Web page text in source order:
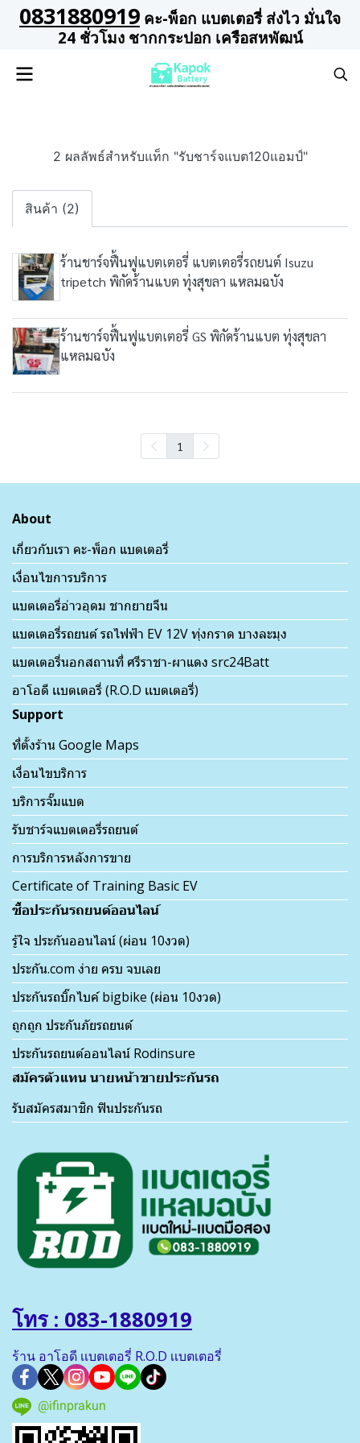
0831880919 คะ-พ็อก แบตเตอรี่ ส่งไว มั่นใจ
24 ชั่วโมง ชากกระปอก เครือสหพัฒน์
2 ผลลัพธ์สำหรับแท็ก "รับชาร์จแบต120แอมป์"
สินค้า (2)
ร้านชาร์จฟื้นฟูแบตเตอรี่ แบตเตอรี่รถยนต์ Isuzu
tripetch พิกัดร้านแบต ทุ่งสุขลา แหลมฉบัง
ร้านชาร์จฟื้นฟูแบตเตอรี่ GS พิกัดร้านแบต ทุ่งสุขลา
แหลมฉบัง
1
About
เกี่ยวกับเรา คะ-พ็อก แบตเตอรี่
เงื่อนไขการบริการ
แบตเตอรี่อ่าวอุดม ชากยายจีน
แบตเตอรี่รถยนต์ รถไฟฟ้า EV 12V ทุ่งกราด บางละมุง
แบตเตอรี่นอกสถานที่ ศรีราชา-ผาแดง src24Batt
อาโอดี เเบตเตอรี่ (R.O.D เเบตเตอรี่)
Support
ที่ตั้งร้าน Google Maps
เงื่อนไขบริการ
บริการจั๊มแบต
รับชาร์จแบตเตอรี่รถยนต์
การบริการหลังการขาย
Certificate of Training Basic EV
ซื้อประกันรถยนต์ออนไลน์
รู้ใจ ประกันออนไลน์ (ผ่อน 10งวด)
ประกัน.com ง่าย ครบ จบเลย
ประกันรถบิ๊กไบค์ bigbike (ผ่อน 10งวด)
ถูกถูก ประกันภัยรถยนต์
ประกันรถยนต์ออนไลน์ Rodinsure
สมัครตัวแทน นายหน้าขายประกันรถ
รับสมัครสมาชิก ฟินประกันรถ
โทร : 083-1880919
ร้าน อาโอดี เเบตเตอรี่ R.O.D เเบตเตอรี่
@ifinprakun